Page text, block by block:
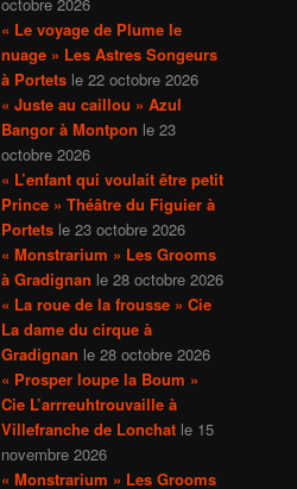
« Le voyage de Plume le
nuage » Les Astres Songeurs
à Portets le 22 octobre 2026
« Juste au caillou » Azul
Bangor à Montpon le 23
octobre 2026
« L’enfant qui voulait être petit
Prince » Théâtre du Figuier à
Portets le 23 octobre 2026
« Monstrarium » Les Grooms
à Gradignan le 28 octobre 2026
« La roue de la frousse » Cie
La dame du cirque à
Gradignan le 28 octobre 2026
« Prosper loupe la Boum »
Cie L’arrreuhtrouvaille à
Villefranche de Lonchat le 15
novembre 2026
« Monstrarium » Les Grooms